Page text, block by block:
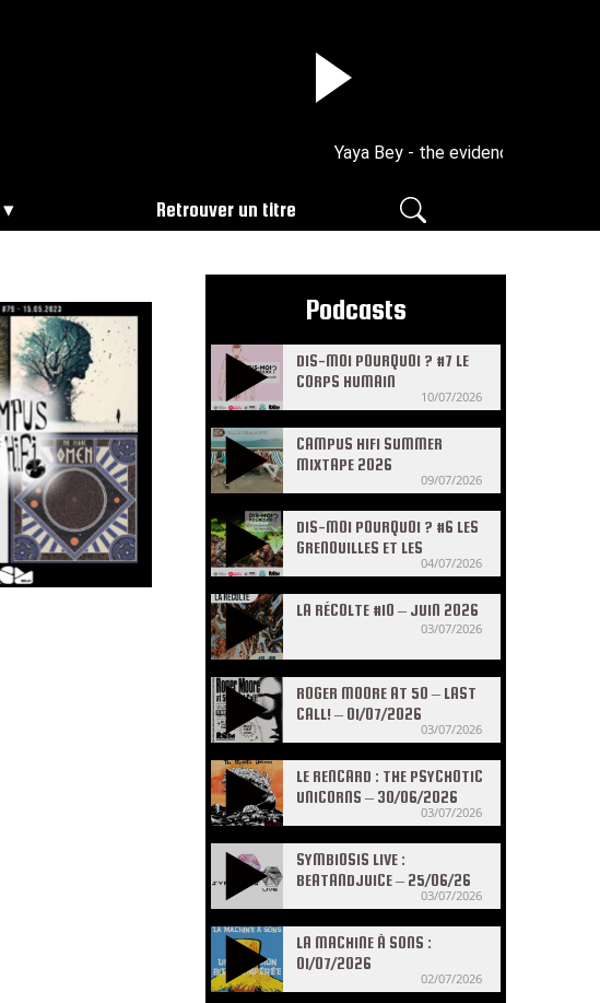
Yaya Bey - the evidence
Retrouver un titre
Podcasts
DIS-MOI POURQUOI ? #7 LE
CORPS HUMAIN
10/07/2026
CAMPUS HIFI SUMMER
MIXTAPE 2026
09/07/2026
DIS-MOI POURQUOI ? #6 LES
GRENOUILLES ET LES
04/07/2026
LA RÉCOLTE #10 – JUIN 2026
03/07/2026
ROGER MOORE AT 50 – LAST
CALL! – 01/07/2026
03/07/2026
LE RENCARD : THE PSYCHOTIC
UNICORNS – 30/06/2026
03/07/2026
SYMBIOSIS LIVE :
BEATANDJUICE – 25/06/26
03/07/2026
LA MACHINE À SONS :
01/07/2026
02/07/2026